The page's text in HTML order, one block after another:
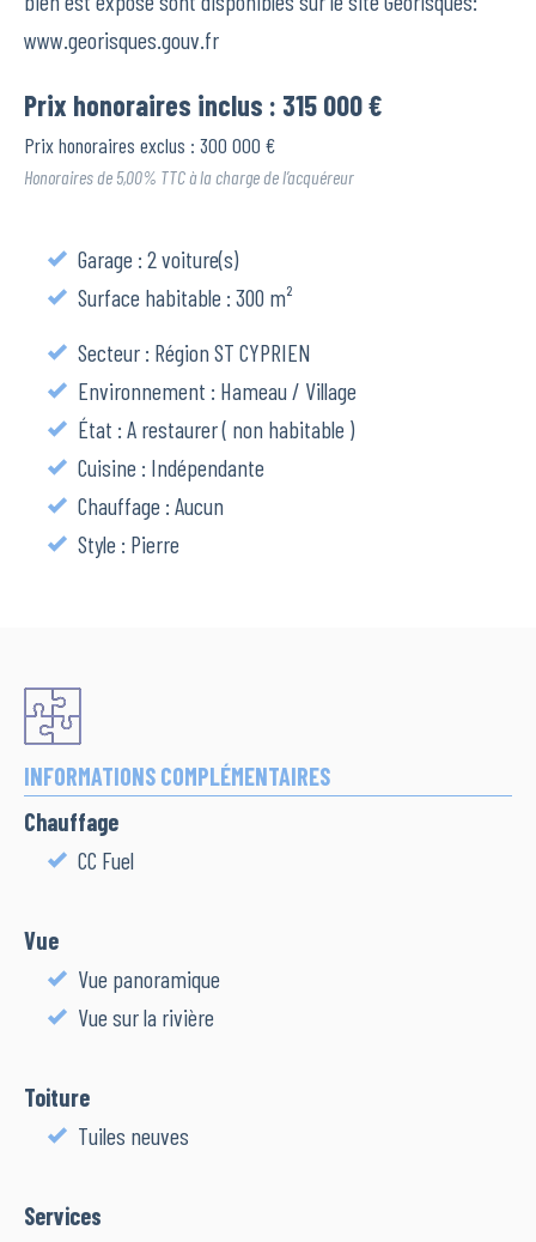
www.georisques.gouv.fr
Prix honoraires inclus : 315 000 €
Prix honoraires exclus : 300 000 €
Honoraires de 5,00% TTC à la charge de l’acquéreur
Garage : 2 voiture(s)
Surface habitable : 300 m²
Secteur : Région ST CYPRIEN
Environnement : Hameau / Village
État : A restaurer ( non habitable )
Cuisine : Indépendante
Chauffage : Aucun
Style : Pierre
INFORMATIONS COMPLÉMENTAIRES
Chauffage
CC Fuel
Vue
Vue panoramique
Vue sur la rivière
Toiture
Tuiles neuves
Services